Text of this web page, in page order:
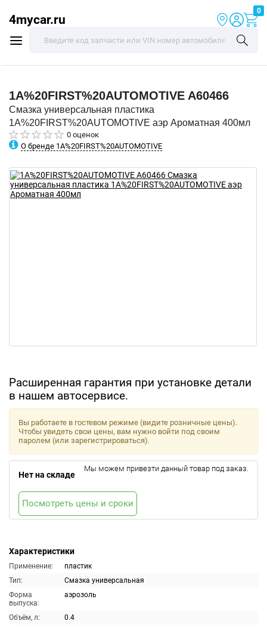
4mycar.ru
0
1A%20FIRST%20AUTOMOTIVE A60466
Смазка универсальная пластика
1A%20FIRST%20AUTOMOTIVE аэр Ароматная 400мл
0 оценок
О бренде 1A%20FIRST%20AUTOMOTIVE
Расширенная гарантия при установке детали
в нашем автосервисе.
Характеристики
Применение:
пластик
Тип:
Смазка универсальная
Форма
выпуска:
аэрозоль
Объём, л:
0.4
Вы работаете в гостевом режиме (видите розничные цены).
Чтобы увидеть свои цены, вам нужно войти под своим
паролем (или зарегистрироваться).
Нет на складе
Мы можем привезти данный товар под заказ.
Посмотреть цены и сроки